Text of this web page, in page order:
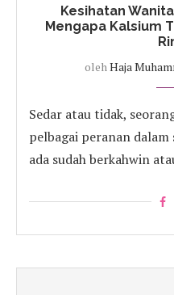
Kesihatan
Mengapa Kalsium
olehHaja
Sedar atau tidak,
pelbagai peranan dalam
ada sudah berkahwin